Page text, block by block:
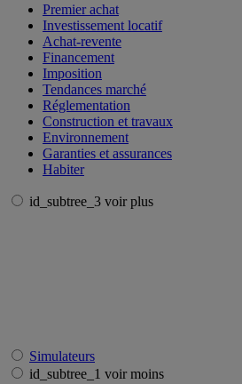
Premier achat
Investissement locatif
Achat-revente
Financement
Imposition
Tendances marché
Réglementation
Construction et travaux
Environnement
Garanties et assurances
Habiter
id_subtree_3 voir plus
Simulateurs
id_subtree_1 voir moins